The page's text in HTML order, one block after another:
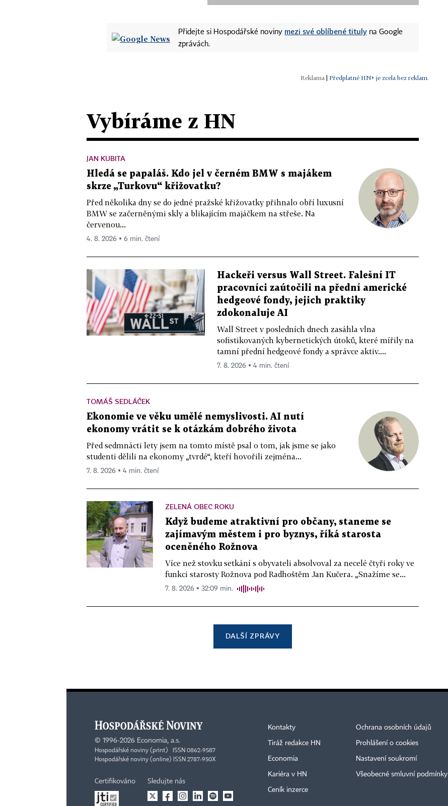
Přidejte si Hospodářské noviny mezi své oblíbené tituly na Google
zprávách.
Předplatné HN+ je zcela bez reklam.
Vybíráme z HN
JAN KUBITA
Hledá se papaláš. Kdo jel v černém BMW s majákem
skrze „Turkovu“ křižovatku?
Před několika dny se do jedné pražské křižovatky přihnalo obří luxusní
BMW se začerněnými skly a blikajícím majáčkem na střeše. Na
červenou...
4. 8. 2026 ▪ 6 min. čtení
Hackeři versus Wall Street. Falešní IT
pracovníci zaútočili na přední americké
hedgeové fondy, jejich praktiky
zdokonaluje AI
Wall Street v posledních dnech zasáhla vlna
sofistikovaných kybernetických útoků, které mířily na
tamní přední hedgeové fondy a správce aktiv....
7. 8. 2026 ▪ 4 min. čtení
TOMÁŠ SEDLÁČEK
Ekonomie ve věku umělé nemyslivosti. AI nutí
ekonomy vrátit se k otázkám dobrého života
Před sedmnácti lety jsem na tomto místě psal o tom, jak jsme se jako
studenti dělili na ekonomy „tvrdé“, kteří hovořili zejména...
7. 8. 2026 ▪ 4 min. čtení
ZELENÁ OBEC ROKU
Když budeme atraktivní pro občany, staneme se
zajímavým městem i pro byznys, říká starosta
oceněného Rožnova
Více než stovku setkání s obyvateli absolvoval za necelé čtyři roky ve
funkci starosty Rožnova pod Radhoštěm Jan Kučera. „Snažíme se...
7. 8. 2026 ▪ 32:09 min.
DALŠÍ ZPRÁVY
© 1996-2026 Economia, a.s.
Hospodářské noviny (print) ISSN 0862-9587
Hospodářské noviny (online) ISSN 2787-950X
Certifikováno Sledujte nás
Kontakty
Tiráž redakce HN
Economia
Kariéra v HN
Ceník inzerce
Ochrana osobních údajů
Prohlášení o cookies
Nastavení soukromí
Všeobecné smluvní podmínky